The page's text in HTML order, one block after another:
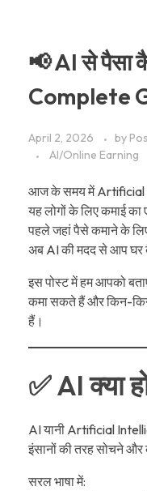
📢 AI से पैसा
Complete
April 2, 2026 by
AI/Online Earning
आज के समय में Artificial
यह लोगों के लिए कमाई
पहले जहां पैसे कमाने के
अब AI की मदद से आप
इस पोस्ट में हम आपको
कमा सकते हैं और किन-
हैं।
✅ AI क्या
AI यानी Artificial
इंसानों की तरह सोचने और
सरल भाषा में: